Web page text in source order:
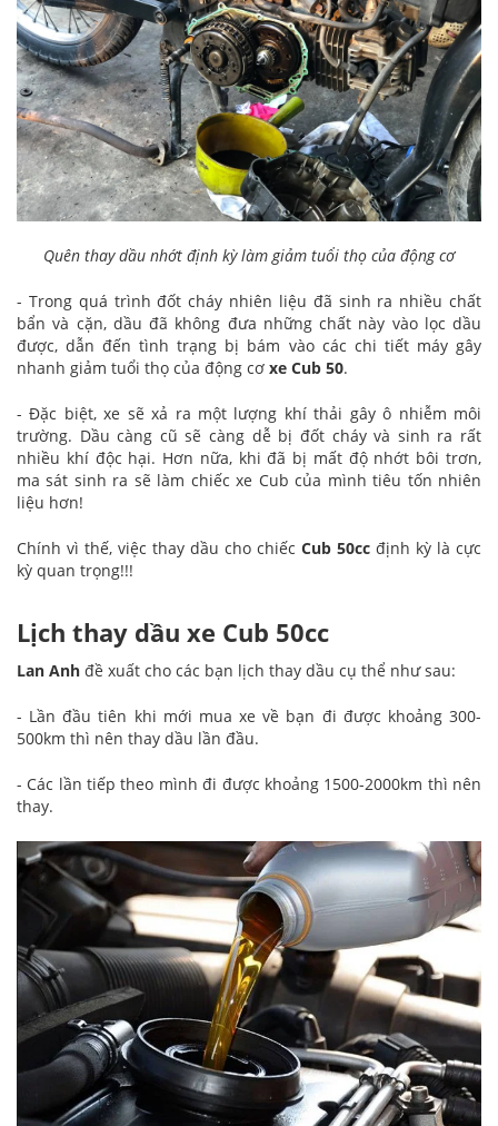
Quên thay dầu nhớt định kỳ làm giảm tuổi thọ của động cơ
- Trong quá trình đốt cháy nhiên liệu đã sinh ra nhiều chất
bẩn và cặn, dầu đã không đưa những chất này vào lọc dầu
được, dẫn đến tình trạng bị bám vào các chi tiết máy gây
nhanh giảm tuổi thọ của động cơ xe Cub 50.
- Đặc biệt, xe sẽ xả ra một lượng khí thải gây ô nhiễm môi
trường. Dầu càng cũ sẽ càng dễ bị đốt cháy và sinh ra rất
nhiều khí độc hại. Hơn nữa, khi đã bị mất độ nhớt bôi trơn,
ma sát sinh ra sẽ làm chiếc xe Cub của mình tiêu tốn nhiên
liệu hơn!
Chính vì thế, việc thay dầu cho chiếc Cub 50cc định kỳ là cực
kỳ quan trọng!!!
Lịch thay dầu xe Cub 50cc
Lan Anh đề xuất cho các bạn lịch thay dầu cụ thể như sau:
- Lần đầu tiên khi mới mua xe về bạn đi được khoảng 300-
500km thì nên thay dầu lần đầu.
- Các lần tiếp theo mình đi được khoảng 1500-2000km thì nên
thay.